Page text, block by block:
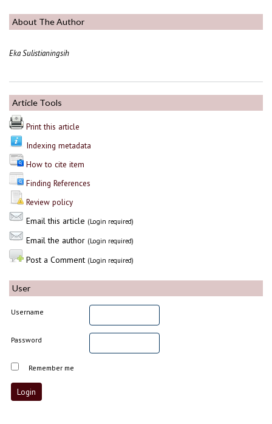
About The Author
Eka Sulistianingsih
Article Tools
Print this article
Indexing metadata
How to cite item
Finding References
Review policy
Email this article (Login required)
Email the author (Login required)
Post a Comment (Login required)
User
Username
Password
Remember me